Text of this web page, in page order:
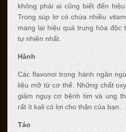
không phải ai cũng biết đến
Trong súp lơ có chứa nhiều
mang lại hiệu quả trung hòa độc
tự nhiên nhất.
Hành
Các flavonoi trong hành ngăn
liệu mỡ từ cơ thể. Những chất
giảm nguy cơ bệnh tim và ung
rất ít kali có lợi cho thận của bạn.
Táo